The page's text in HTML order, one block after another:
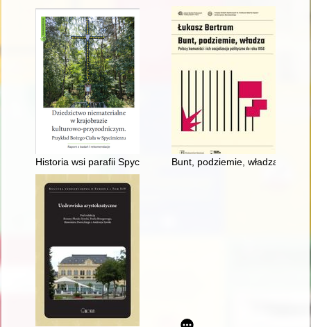
Historia wsi parafii Spycimierz Bunt, podziemie, władza :